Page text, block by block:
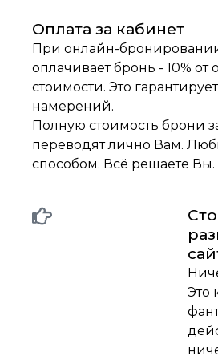
Оплата за кабинет
При онлайн-
оплачивает бронь - 10% от
стоимости. Это
намерений.
Полную стоимость брони
переводят лично Вам.
способом. Всё решаете Вы.
Это